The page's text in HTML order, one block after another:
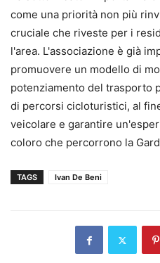
come una priorità non più
cruciale che riveste per i
l'area. L'associazione è già
promuovere un modello di
potenziamento del trasporto
di percorsi cicloturistici, al
veicolare e garantire
coloro che percorrono la
TAGS Ivan De Beni